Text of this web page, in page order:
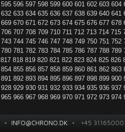
595 596 597 598 599 600 601 602 603 604
632 633 634 635 636 637 638 639 640 641
669 670 671 672 673 674 675 676 677 678
706 707 708 709 710 711 712 713 714 715
743 744 745 746 747 748 749 750 751 752
780 781 782 783 784 785 786 787 788 789
817 818 819 820 821 822 823 824 825 826
854 855 856 857 858 859 860 861 862 863
891 892 893 894 895 896 897 898 899 900
928 929 930 931 932 933 934 935 936 937
965 966 967 968 969 970 971 972 973 974
• INFO@CHRONO.DK • +45 31165000